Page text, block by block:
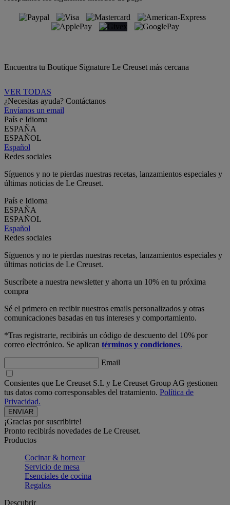
Encuentra tu Boutique Signature Le Creuset más cercana
VER TODAS
¿Necesitas ayuda? Contáctanos
Envíanos un email
País e Idioma
ESPAÑA
ESPAÑOL
Español
Redes sociales
Síguenos y no te pierdas nuestras recetas, lanzamientos especiales y
últimas noticias de Le Creuset.
País e Idioma
ESPAÑA
ESPAÑOL
Español
Redes sociales
Síguenos y no te pierdas nuestras recetas, lanzamientos especiales y
últimas noticias de Le Creuset.
Suscríbete a nuestra newsletter y ahorra un 10% en tu próxima
compra
Sé el primero en recibir nuestros emails personalizados y otras
comunicaciones basadas en tus intereses y comportamiento.
*Tras registrarte, recibirás un código de descuento del 10% por
correo electrónico. Se aplican términos y condiciones.
Email
Consientes que Le Creuset S.L y Le Creuset Group AG gestionen
tus datos como corresponsables del tratamiento. Política de
Privacidad.
¡Gracias por suscribirte!
Pronto recibirás novedades de Le Creuset.
Productos
Cocinar & hornear
Servicio de mesa
Esenciales de cocina
Regalos
Descubrir